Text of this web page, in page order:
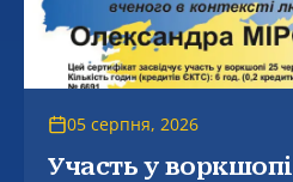
05 серпня, 2026
Участь у воркшопі